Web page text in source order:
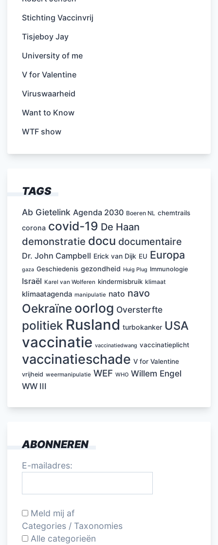
Stichting Vaccinvrij
Tisjeboy Jay
University of me
V for Valentine
Viruswaarheid
Want to Know
WTF show
TAGS
Ab Gietelink Agenda 2030 Boeren NL chemtrails
corona covid-19 De Haan
demonstratie docu documentaire
Dr. John Campbell Erick van Dijk EU Europa
gaza Geschiedenis gezondheid Huig Plug Immunologie
Israël Karel van Wolferen kindermisbruik klimaat
klimaatagenda manipulatie nato navo
Oekraïne oorlog Oversterfte
politiek Rusland turbokanker USA
vaccinatie vaccinatiedwang vaccinatieplicht
vaccinatieschade V for Valentine
vrijheid weermanipulatie WEF WHO Willem Engel
WW III
ABONNEREN
E-mailadres:
Meld mij af
Categories / Taxonomies
Alle categorieën